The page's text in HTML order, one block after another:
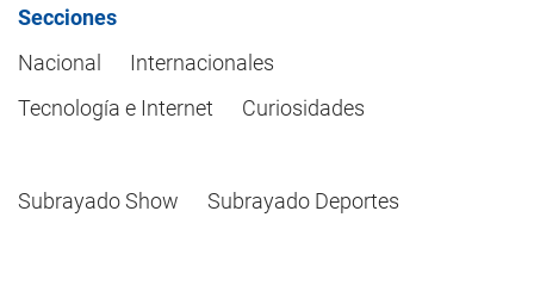
Secciones
Nacional
Internacionales
Tecnología e Internet
Curiosidades
Subrayado Show Subrayado Deportes